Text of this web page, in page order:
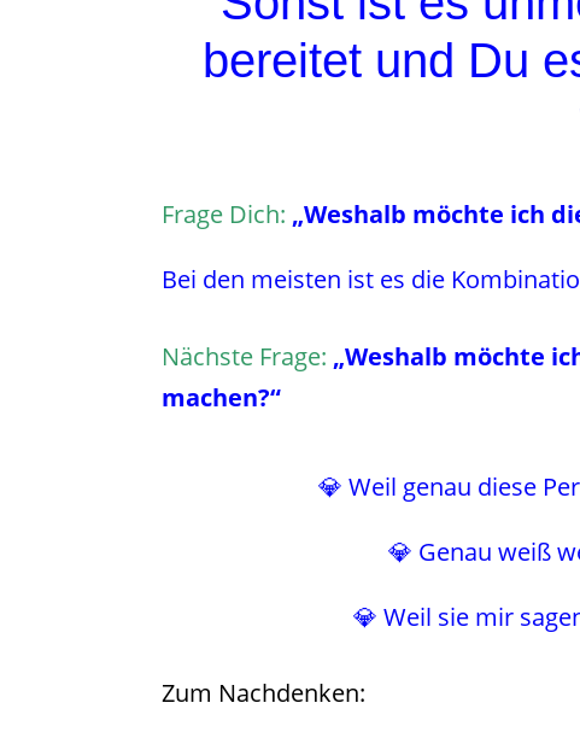
bereitet und Du
Frage Dich: „Weshalb möchte ich
Bei den meisten ist es die
Nächste Frage: „Weshalb möchte
machen?“
💎 Weil genau diese
💎 Genau weiß
💎 Weil sie mir
Zum Nachdenken: